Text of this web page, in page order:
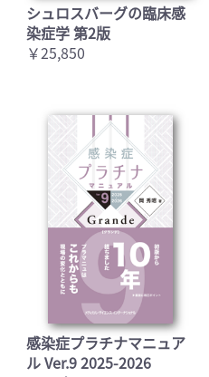
シュロスバーグの臨床感
染症学 第2版
￥25,850
感染症プラチナマニュア
ル Ver.9 2025-2026